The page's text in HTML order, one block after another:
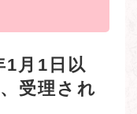
1月1日以
受理され